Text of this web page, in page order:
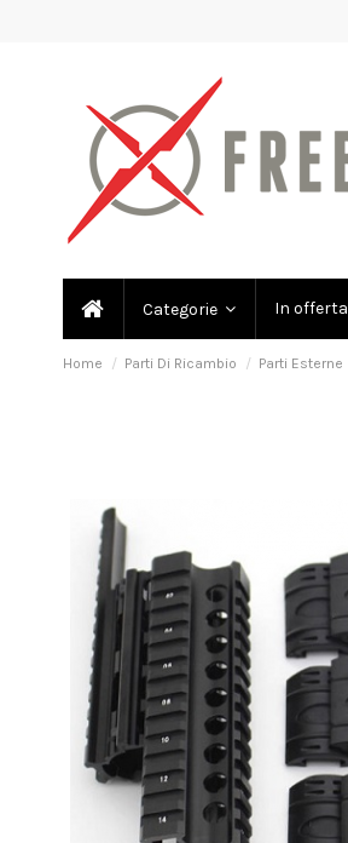
Categorie In offerta
Home Parti Di Ricambio Parti Esterne